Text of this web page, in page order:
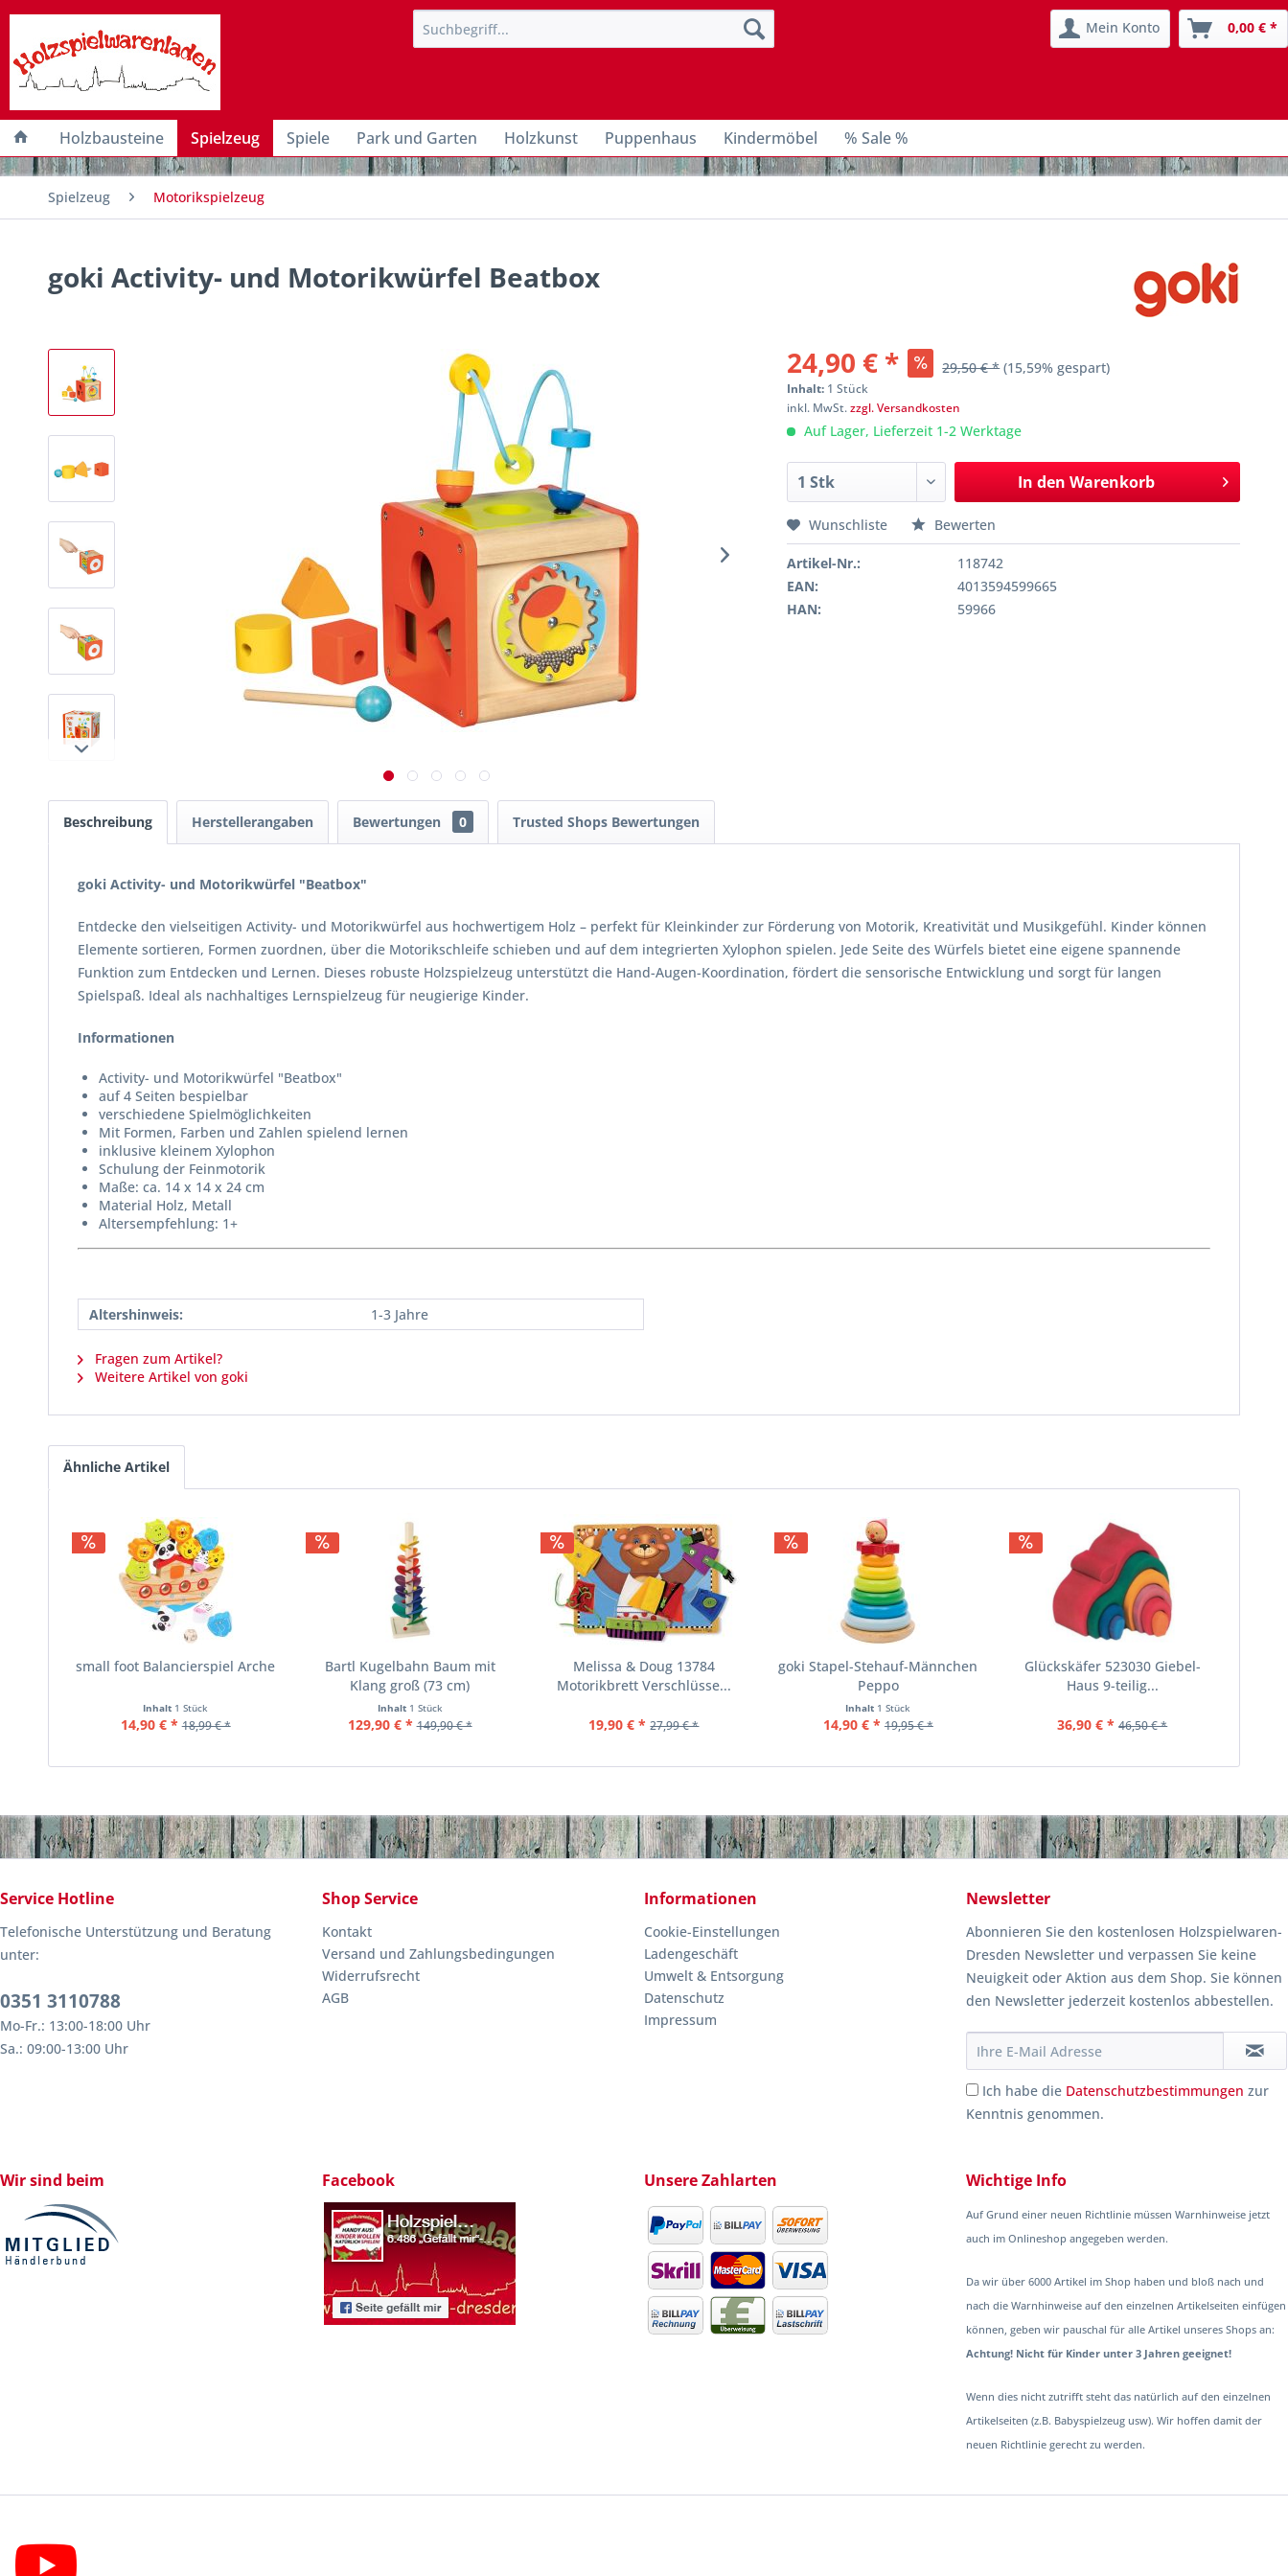
Mein Konto 0,00 € *
Holzbausteine Spielzeug Spiele Park und Garten Holzkunst Puppenhaus Kindermöbel % Sale %
Spielzeug Motorikspielzeug
goki Activity- und Motorikwürfel Beatbox
24,90 € * 29,50 € * (15,59% gespart)
Inhalt: 1 Stück
inkl. MwSt.zzgl. Versandkosten
Auf Lager, Lieferzeit 1-2 Werktage
In den Warenkorb
Wunschliste Bewerten
Artikel-Nr.:
118742
EAN:
4013594599665
HAN:
59966
Beschreibung Herstellerangaben Bewertungen 0 Trusted Shops Bewertungen
goki Activity- und Motorikwürfel "Beatbox"
Entdecke den vielseitigen Activity- und Motorikwürfel aus hochwertigem Holz – perfekt für Kleinkinder zur Förderung von Motorik, Kreativität und Musikgefühl. Kinder können
Elemente sortieren, Formen zuordnen, über die Motorikschleife schieben und auf dem integrierten Xylophon spielen. Jede Seite des Würfels bietet eine eigene spannende
Funktion zum Entdecken und Lernen. Dieses robuste Holzspielzeug unterstützt die Hand-Augen-Koordination, fördert die sensorische Entwicklung und sorgt für langen
Spielspaß. Ideal als nachhaltiges Lernspielzeug für neugierige Kinder.
Informationen
Activity- und Motorikwürfel "Beatbox"
auf 4 Seiten bespielbar
verschiedene Spielmöglichkeiten
Mit Formen, Farben und Zahlen spielend lernen
inklusive kleinem Xylophon
Schulung der Feinmotorik
Maße: ca. 14 x 14 x 24 cm
Material Holz, Metall
Altersempfehlung: 1+
Altershinweis: 1-3 Jahre
Fragen zum Artikel?
Weitere Artikel von goki
Ähnliche Artikel
small foot Balancierspiel Arche
Inhalt 1 Stück
14,90 € * 18,99 € *
Bartl Kugelbahn Baum mit
Klang groß (73 cm)
Inhalt 1 Stück
129,90 € * 149,90 € *
Melissa & Doug 13784
Motorikbrett Verschlüsse...
19,90 € * 27,99 € *
goki Stapel-Stehauf-Männchen
Peppo
Inhalt 1 Stück
14,90 € * 19,95 € *
Glückskäfer 523030 Giebel-
Haus 9-teilig...
36,90 € * 46,50 € *
Service Hotline
Telefonische Unterstützung und Beratung
unter:
0351 3110788
Mo-Fr.: 13:00-18:00 Uhr
Sa.: 09:00-13:00 Uhr
Shop Service
Kontakt
Versand und Zahlungsbedingungen
Widerrufsrecht
AGB
Informationen
Cookie-Einstellungen
Ladengeschäft
Umwelt & Entsorgung
Datenschutz
Impressum
Newsletter
Abonnieren Sie den kostenlosen Holzspielwaren-
Dresden Newsletter und verpassen Sie keine
Neuigkeit oder Aktion aus dem Shop. Sie können
den Newsletter jederzeit kostenlos abbestellen.
Ich habe die Datenschutzbestimmungen zur
Kenntnis genommen.
Wir sind beim Facebook Unsere Zahlarten Wichtige Info
Auf Grund einer neuen Richtlinie müssen Warnhinweise jetzt
auch im Onlineshop angegeben werden.
Da wir über 6000 Artikel im Shop haben und bloß nach und
nach die Warnhinweise auf den einzelnen Artikelseiten einfügen
können, geben wir pauschal für alle Artikel unseres Shops an:
Achtung! Nicht für Kinder unter 3 Jahren geeignet!
Wenn dies nicht zutrifft steht das natürlich auf den einzelnen
Artikelseiten (z.B. Babyspielzeug usw). Wir hoffen damit der
neuen Richtlinie gerecht zu werden.